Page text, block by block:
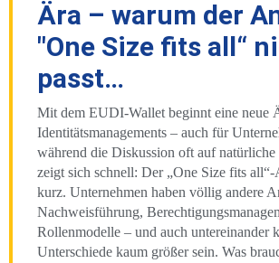
Ära – warum der
"One Size fits all“
passt…
Mit dem EUDI-Wallet beginnt eine neue
Identitätsmanagements – auch für
während die Diskussion oft auf natürliche
zeigt sich schnell: Der „One Size fits
kurz. Unternehmen haben völlig andere
Nachweisführung,
Rollenmodelle – und auch untereinander
Unterschiede kaum größer sein. Was